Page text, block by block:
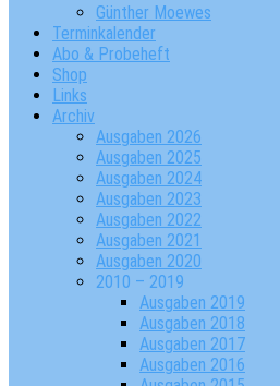
Günther Moewes
Terminkalender
Abo & Probeheft
Shop
Links
Archiv
Ausgaben 2026
Ausgaben 2025
Ausgaben 2024
Ausgaben 2023
Ausgaben 2022
Ausgaben 2021
Ausgaben 2020
2010 – 2019
Ausgaben 2019
Ausgaben 2018
Ausgaben 2017
Ausgaben 2016